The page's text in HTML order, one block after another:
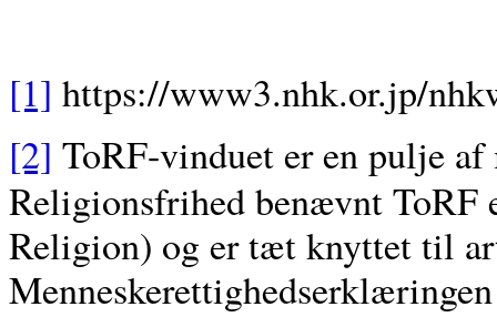
[1] https://www3.nhk.or.jp/
[2] ToRF-vinduet er en pulje
Religionsfrihed benævnt ToRF
Religion) og er tæt knyttet til